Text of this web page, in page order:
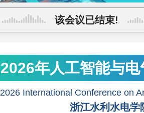
该会议已结束!
2026年人工智能与
2026 International Conference on
浙江水利水电学